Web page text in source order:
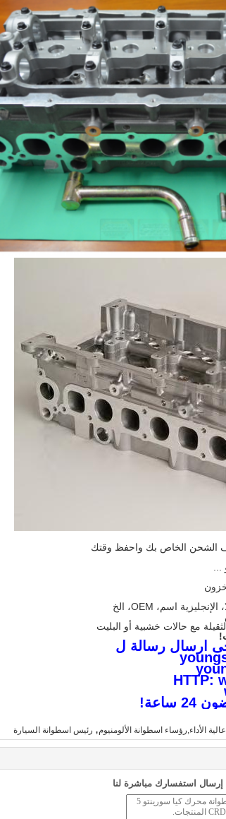
ارسال رسالة ل
HTTP:
الأداء,رؤساء اسطوانة الألومنيوم, رئيس اسطوانة السيارة
إرسال استفسارك مباشرة لنا